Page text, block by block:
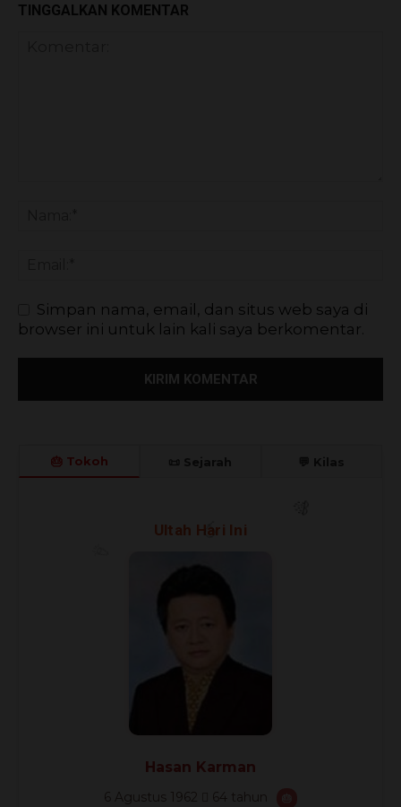
TINGGALKAN KOMENTAR
Simpan nama, email, dan situs web saya di
browser ini untuk lain kali saya berkomentar.
🎂 Tokoh 📜 Sejarah 💬 Kilas
🎉
🎈
Ultah Hari Ini
Hasan Karman
6 Agustus 1962 64 tahun